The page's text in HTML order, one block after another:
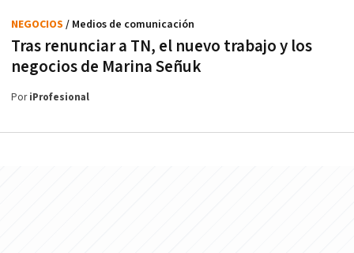
Tras renunciar a TN, el nuevo trabajo y los
negocios de Marina Señuk
NEGOCIOS / Medios de comunicación
PoriProfesional